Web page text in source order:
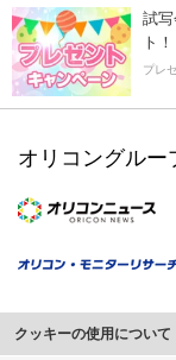
試
ト！
プレ
オリコングルー
クッキーの使用について